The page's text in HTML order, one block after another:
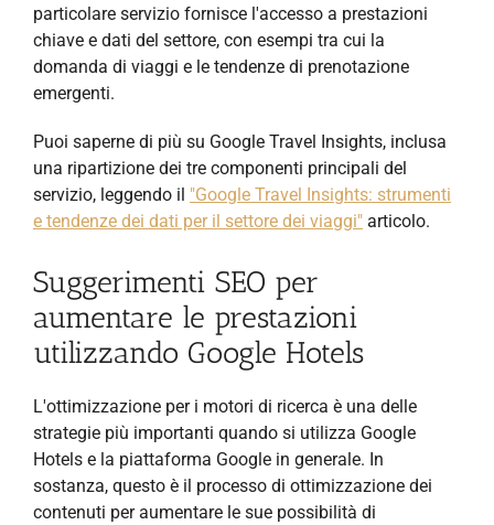
particolare servizio fornisce l'accesso a prestazioni
chiave e dati del settore, con esempi tra cui la
domanda di viaggi e le tendenze di prenotazione
emergenti.
Puoi saperne di più su Google Travel Insights, inclusa
una ripartizione dei tre componenti principali del
servizio, leggendo il "Google Travel Insights: strumenti
e tendenze dei dati per il settore dei viaggi" articolo.
Suggerimenti SEO per
aumentare le prestazioni
utilizzando Google Hotels
L'ottimizzazione per i motori di ricerca è una delle
strategie più importanti quando si utilizza Google
Hotels e la piattaforma Google in generale. In
sostanza, questo è il processo di ottimizzazione dei
contenuti per aumentare le sue possibilità di